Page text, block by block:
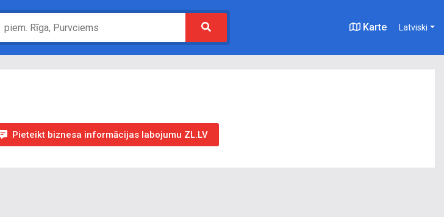
Karte Latviski
Pieteikt biznesa informācijas labojumu ZL.LV